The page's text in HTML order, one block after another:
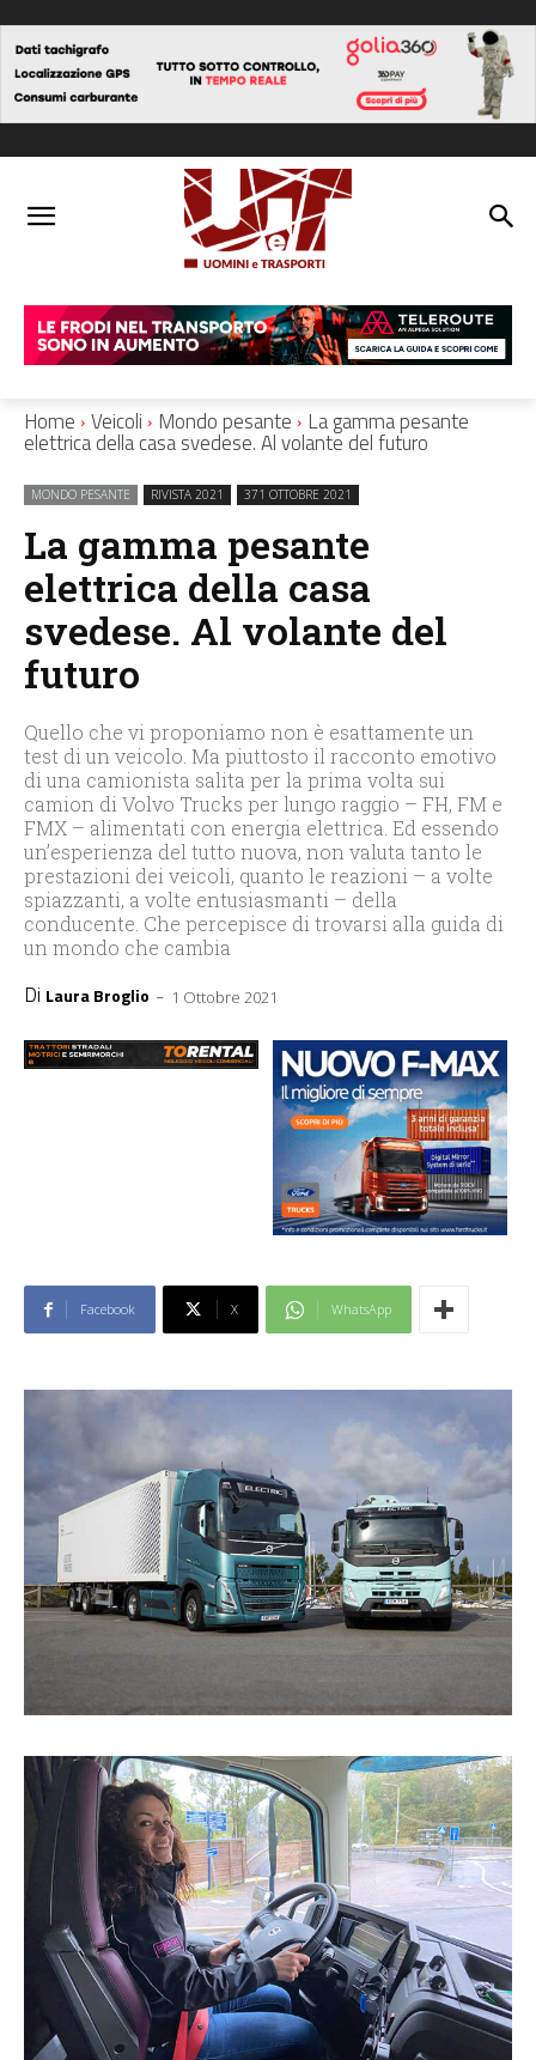
Home Veicoli Mondo pesante La gamma pesante
elettrica della casa svedese. Al volante del futuro
MONDO PESANTE RIVISTA 2021 371 OTTOBRE 2021
La gamma pesante
elettrica della casa
svedese. Al volante del
futuro
Quello che vi proponiamo non è esattamente un
test di un veicolo. Ma piuttosto il racconto emotivo
di una camionista salita per la prima volta sui
camion di Volvo Trucks per lungo raggio – FH, FM e
FMX – alimentati con energia elettrica. Ed essendo
un’esperienza del tutto nuova, non valuta tanto le
prestazioni dei veicoli, quanto le reazioni – a volte
spiazzanti, a volte entusiasmanti – della
conducente. Che percepisce di trovarsi alla guida di
un mondo che cambia
Di Laura Broglio - 1 Ottobre 2021
Facebook X WhatsApp